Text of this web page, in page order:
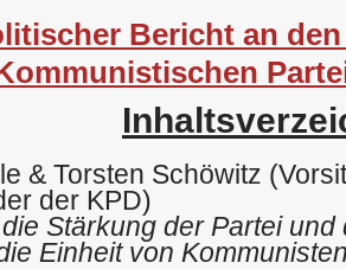
Bericht an
& Torsten Schöwitz
der KPD)
Stärkung der Partei
Einheit von